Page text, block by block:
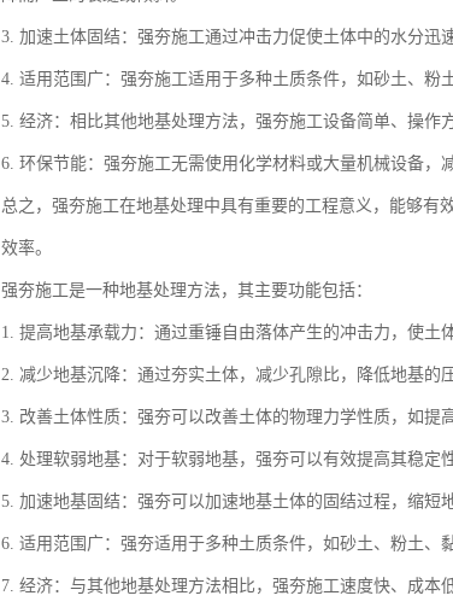
3. 加速土体固结：强夯施工通过冲击力促使土体中的水分迅
4. 适用范围广：强夯施工适用于多种土质条件，如砂土、粉
5. 经济：相比其他地基处理方法，强夯施工设备简单、操作
6. 环保节能：强夯施工无需使用化学材料或大量机械设备，
总之，强夯施工在地基处理中具有重要的工程意义，能够
效率。
强夯施工是一种地基处理方法，其主要功能包括：
1. 提高地基承载力：通过重锤自由落体产生的冲击力，使土
2. 减少地基沉降：通过夯实土体，减少孔隙比，降低地基的
3. 改善土体性质：强夯可以改善土体的物理力学性质，如提
4. 处理软弱地基：对于软弱地基，强夯可以有效提高其稳定
5. 加速地基固结：强夯可以加速地基土体的固结过程，缩短
6. 适用范围广：强夯适用于多种土质条件，如砂土、粉土、
7. 经济：与其他地基处理方法相比，强夯施工速度快、成本